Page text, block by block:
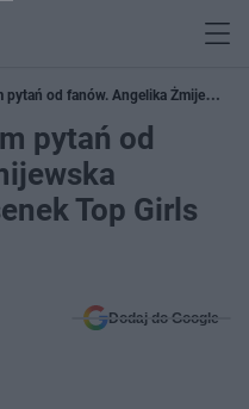
pytań od fanów. Angelika Żmijewska
pytań od
Top Girls
Dodaj do Google